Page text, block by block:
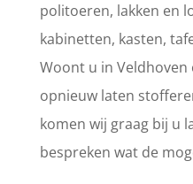
politoeren, lakken en
kabinetten, kasten,
Woont u in
opnieuw laten
komen wij graag bij u
bespreken wat de